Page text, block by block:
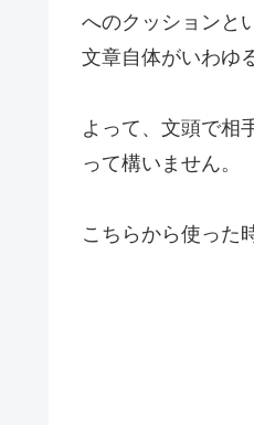
へのクッションと
文章自体がいわゆ
よって、文頭で相
って構いません。
こちらから使った